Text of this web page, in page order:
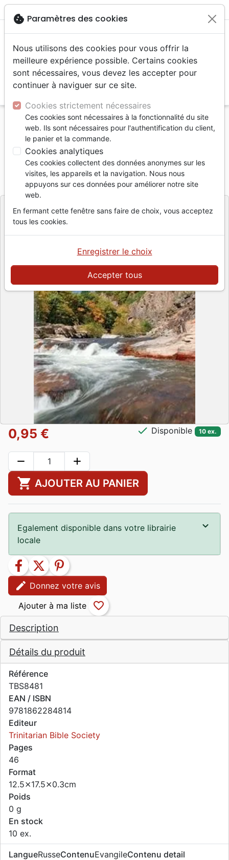
menu
Accueil Bibles
Bibles autres langues
Evangile de Jean russe
Evangile de Jean russe
Référence TBS8481 EAN9781862284814
EditeurTrinitarian Bible Society
Description
Détails du produit
Référence
TBS8481
EAN / ISBN
9781862284814
Editeur
Trinitarian Bible Society
Pages
46
Format
12.5⨯17.5⨯0.3cm
Poids
0 g
En stock
10 ex.
LangueRusseContenuEvangileContenu detail
0,95 € check Disponible 10 ex.
remove add
shopping_cart AJOUTER AU PANIER
Egalement disponible dans votre librairie
locale
facebook twitter
pinterest
edit Donnez votre avis
favorite_border
cookie Paramètres des cookies
Nous utilisons des cookies pour vous offrir la
meilleure expérience possible. Certains cookies
sont nécessaires, vous devez les accepter pour
continuer à naviguer sur ce site.
Cookies strictement nécessaires
Ces cookies sont nécessaires à la fonctionnalité du site
web. Ils sont nécessaires pour l'authentification du client,
le panier et la commande.
Cookies analytiques
Ces cookies collectent des données anonymes sur les
visites, les appareils et la navigation. Nous nous
appuyons sur ces données pour améliorer notre site
web.
En fermant cette fenêtre sans faire de choix, vous acceptez
tous les cookies.
Accepter tous
Enregistrer le choix